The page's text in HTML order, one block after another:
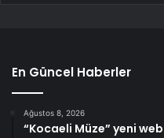
En Güncel Haberler
Ağustos 8, 2026
“Kocaeli Müze” yeni